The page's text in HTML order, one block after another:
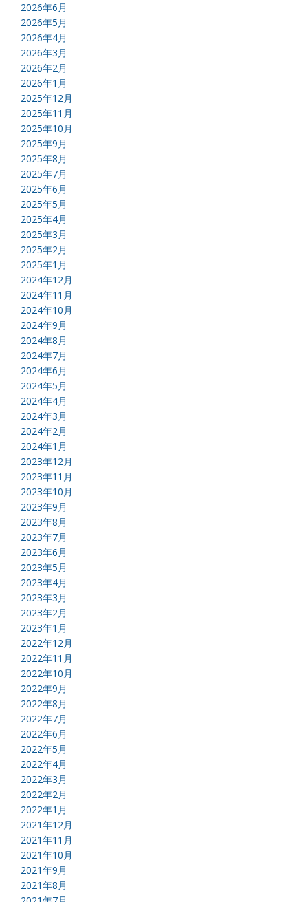
2026年6月
2026年5月
2026年4月
2026年3月
2026年2月
2026年1月
2025年12月
2025年11月
2025年10月
2025年9月
2025年8月
2025年7月
2025年6月
2025年5月
2025年4月
2025年3月
2025年2月
2025年1月
2024年12月
2024年11月
2024年10月
2024年9月
2024年8月
2024年7月
2024年6月
2024年5月
2024年4月
2024年3月
2024年2月
2024年1月
2023年12月
2023年11月
2023年10月
2023年9月
2023年8月
2023年7月
2023年6月
2023年5月
2023年4月
2023年3月
2023年2月
2023年1月
2022年12月
2022年11月
2022年10月
2022年9月
2022年8月
2022年7月
2022年6月
2022年5月
2022年4月
2022年3月
2022年2月
2022年1月
2021年12月
2021年11月
2021年10月
2021年9月
2021年8月